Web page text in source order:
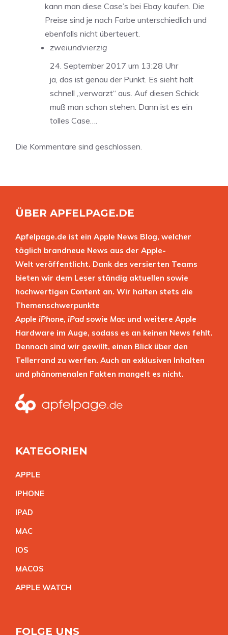
kann man diese Case’s bei Ebay kaufen. Die
Preise sind je nach Farbe unterschiedlich und
ebenfalls nicht überteuert.
zweiundvierzig
24. September 2017 um 13:28 Uhr
ja, das ist genau der Punkt. Es sieht halt
schnell „verwarzt“ aus. Auf diesen Schick
muß man schon stehen. Dann ist es ein
tolles Case….
Die Kommentare sind geschlossen.
ÜBER APFELPAGE.DE
Apfelpage.de ist ein Apple News Blog, welcher
täglich brandneue News aus der Apple-
Welt veröffentlicht. Dank des versierten Teams
bieten wir dem Leser ständig aktuellen sowie
hochwertigen Content an. Wir halten stets die
Themenschwerpunkte
Apple iPhone, iPad sowie Mac und weitere Apple
Hardware im Auge, sodass es an keinen News fehlt.
Dennoch sind wir gewillt, einen Blick über den
Tellerrand zu werfen. Auch an exklusiven Inhalten
und phänomenalen Fakten mangelt es nicht.
KATEGORIEN
APPLE
IPHONE
IPAD
MAC
IOS
MACOS
APPLE WATCH
FOLGE UNS